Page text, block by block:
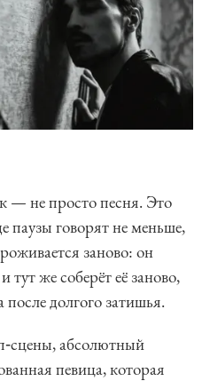
— не просто песня. Это
паузы говорят не меньше,
заново: он
тут же соберёт её заново,
после долгого затишья.
абсолютный
певица, которая